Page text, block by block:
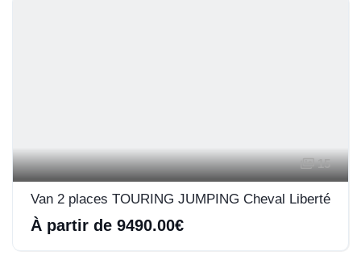
15
Van 2 places TOURING JUMPING Cheval Liberté
À partir de 9490.00€